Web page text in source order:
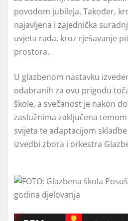
povodom jubileja. Također,
najavljena i zajednička
uvjeta rada, kroz rješavanje
prostora.
U glazbenom nastavku
odabranih za ovu prigodu
škole, a svečanost je nakon
zaslužnima zaključena
svijeta te adaptacijom
izvedbi zbora i orkestra